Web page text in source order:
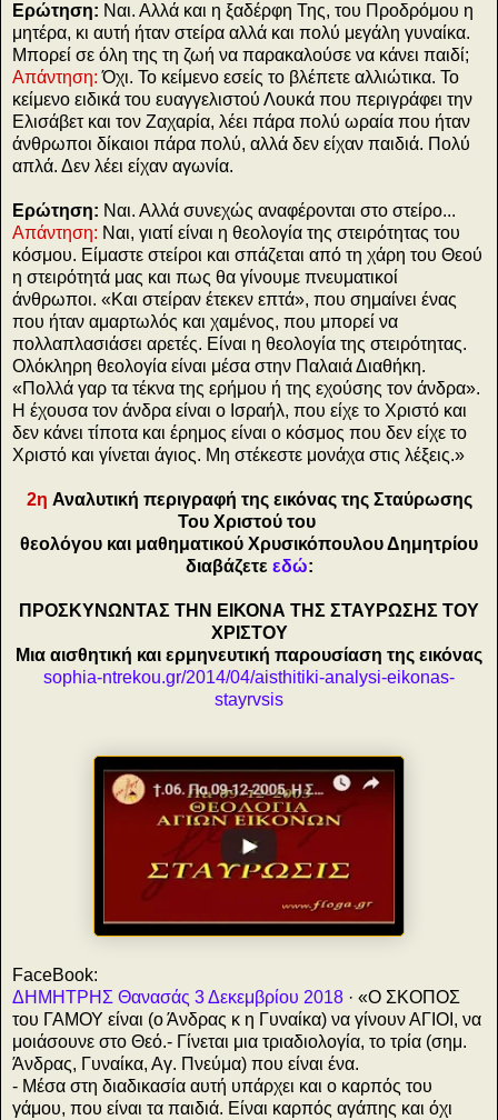
Ερώτηση: Ναι. Αλλά και η ξαδέρφη Της, του Προδρόμου η
μητέρα, κι αυτή ήταν στείρα αλλά και πολύ μεγάλη γυναίκα.
Μπορεί σε όλη της τη ζωή να παρακαλούσε να κάνει παιδί;
Απάντηση: Όχι. Το κείμενο εσείς το βλέπετε αλλιώτικα. Το
κείμενο ειδικά του ευαγγελιστού Λουκά που περιγράφει την
Ελισάβετ και τον Ζαχαρία, λέει πάρα πολύ ωραία που ήταν
άνθρωποι δίκαιοι πάρα πολύ, αλλά δεν είχαν παιδιά. Πολύ
απλά. Δεν λέει είχαν αγωνία.
Ερώτηση: Ναι. Αλλά συνεχώς αναφέρονται στο στείρο...
Απάντηση: Ναι, γιατί είναι η θεολογία της στειρότητας του
κόσμου. Είμαστε στείροι και σπάζεται από τη χάρη του Θεού
η στειρότητά μας και πως θα γίνουμε πνευματικοί
άνθρωποι. «Και στείραν έτεκεν επτά», που σημαίνει ένας
που ήταν αμαρτωλός και χαμένος, που μπορεί να
πολλαπλασιάσει αρετές. Είναι η θεολογία της στειρότητας.
Ολόκληρη θεολογία είναι μέσα στην Παλαιά Διαθήκη.
«Πολλά γαρ τα τέκνα της ερήμου ή της εχούσης τον άνδρα».
Η έχουσα τον άνδρα είναι ο Ισραήλ, που είχε το Χριστό και
δεν κάνει τίποτα και έρημος είναι ο κόσμος που δεν είχε το
Χριστό και γίνεται άγιος. Μη στέκεστε μονάχα στις λέξεις.»
2η Αναλυτική περιγραφή της εικόνας της Σταύρωσης
Του Χριστού του
θεολόγου και μαθηματικού Χρυσικόπουλου Δημητρίου
διαβάζετε εδώ:
ΠΡΟΣΚΥΝΩΝΤΑΣ ΤΗΝ ΕΙΚΟΝΑ ΤΗΣ ΣΤΑΥΡΩΣΗΣ ΤΟΥ
ΧΡΙΣΤΟΥ
Μια αισθητική και ερμηνευτική παρουσίαση της εικόνας
sophia-ntrekou.gr/2014/04/aisthitiki-analysi-eikonas-
stayrvsis
FaceBook:
ΔΗΜΗΤΡΗΣ Θανασάς 3 Δεκεμβρίου 2018 · «Ο ΣΚΟΠΟΣ
του ΓΑΜΟΥ είναι (ο Άνδρας κ η Γυναίκα) να γίνουν ΑΓΙΟΙ, να
μοιάσουνε στο Θεό.- Γίνεται μια τριαδιολογία, το τρία (σημ.
Άνδρας, Γυναίκα, Αγ. Πνεύμα) που είναι ένα.
- Μέσα στη διαδικασία αυτή υπάρχει και ο καρπός του
γάμου, που είναι τα παιδιά. Είναι καρπός αγάπης και όχι